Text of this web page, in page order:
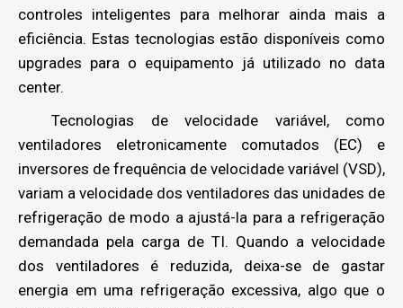
controles inteligentes para melhorar ainda mais a
eficiência. Estas tecnologias estão disponíveis como
upgrades para o equipamento já utilizado no data
center.
Tecnologias de velocidade variável, como
ventiladores eletronicamente comutados (EC) e
inversores de frequência de velocidade variável (VSD),
variam a velocidade dos ventiladores das unidades de
refrigeração de modo a ajustá-la para a refrigeração
demandada pela carga de TI. Quando a velocidade
dos ventiladores é reduzida, deixa-se de gastar
energia em uma refrigeração excessiva, algo que o